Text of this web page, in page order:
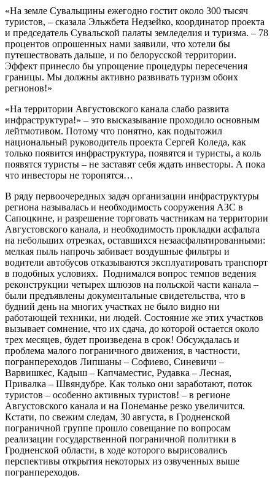
«На земле Сувальщины ежегодно гостит около 300 тысяч
туристов, – сказала Эльжбета Недзейко, координатор проекта
и председатель Сувальской палаты земледелия и туризма. – 78
процентов опрошенных нами заявили, что хотели бы
путешествовать дальше, и по белорусской территории.
Эффект принесло бы упрощение процедуры пересечения
границы. Мы должны активно развивать туризм обоих
регионов!»
«На территории Августовского канала слабо развита
инфраструктура!» – это высказывание проходило основным
лейтмотивом. Потому что понятно, как подытожил
национальный руководитель проекта Сергей Коледа, как
только появится инфраструктура, появятся и туристы, а коль
появятся туристы – не заставят себя ждать инвесторы. А пока
что инвесторы не торопятся…
В ряду первоочередных задач организации инфраструктуры
региона называлась и необходимость сооружения АЗС в
Сапоцкине, и разрешение торговать частникам на территории
Августовского канала, и необходимость прокладки асфальта
на небольших отрезках, оставшихся незаасфальтированными:
мелкая пыль напрочь забивает воздушные фильтры и
водители автобусов отказываются эксплуатировать транспорт
в подобных условиях. Поднимался вопрос темпов ведения
реконструкции четырех шлюзов на польской части канала –
были предъявлены документальные свидетельства, что в
будний день на многих участках не было видно ни
работающей техники, ни людей. Состояние же этих участков
вызывает сомнение, что их сдача, до которой остается около
трех месяцев, будет произведена в срок! Обсуждалась и
проблема малого пограничного движения, в частности,
погранпереходов Липшаны – Софиево, Синевичи –
Варвишкес, Кадыш – Капчаместис, Рудавка – Лесная,
Привалка – Швяндубре. Как только они заработают, поток
туристов – особенно активных туристов! – в регионе
Августовского канала и на Понеманье резко увеличится.
Кстати, по свежим следам, 30 августа, в Гродненской
пограничной группе прошло совещание по вопросам
реализации государственной пограничной политики в
Гродненской области, в ходе которого вырисовались
перспективы открытия некоторых из озвученных выше
погранпереходов.